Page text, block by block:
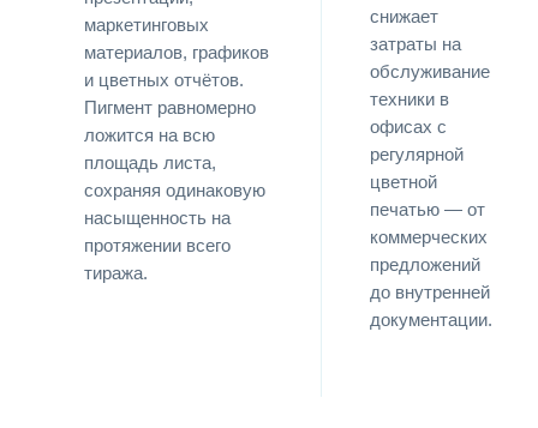
маркетинговых
материалов, графиков
и цветных отчётов.
Пигмент равномерно
ложится на всю
площадь листа,
сохраняя одинаковую
насыщенность на
протяжении всего
тиража.
снижает
затраты на
обслуживание
техники в
офисах с
регулярной
цветной
печатью — от
коммерческих
предложений
до внутренней
документации.